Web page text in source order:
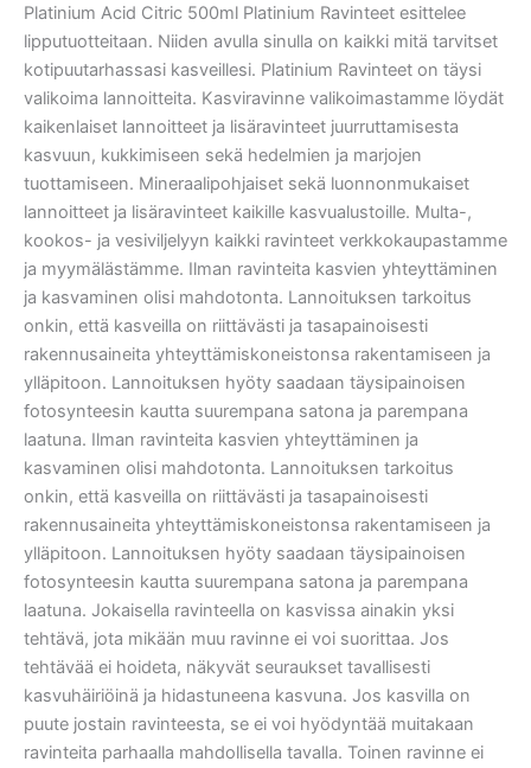
Platinium Acid Citric 500ml Platinium Ravinteet esittelee
lipputuotteitaan. Niiden avulla sinulla on kaikki mitä tarvitset
kotipuutarhassasi kasveillesi. Platinium Ravinteet on täysi
valikoima lannoitteita. Kasviravinne valikoimastamme löydät
kaikenlaiset lannoitteet ja lisäravinteet juurruttamisesta
kasvuun, kukkimiseen sekä hedelmien ja marjojen
tuottamiseen. Mineraalipohjaiset sekä luonnonmukaiset
lannoitteet ja lisäravinteet kaikille kasvualustoille. Multa-,
kookos- ja vesiviljelyyn kaikki ravinteet verkkokaupastamme
ja myymälästämme. Ilman ravinteita kasvien yhteyttäminen
ja kasvaminen olisi mahdotonta. Lannoituksen tarkoitus
onkin, että kasveilla on riittävästi ja tasapainoisesti
rakennusaineita yhteyttämiskoneistonsa rakentamiseen ja
ylläpitoon. Lannoituksen hyöty saadaan täysipainoisen
fotosynteesin kautta suurempana satona ja parempana
laatuna. Ilman ravinteita kasvien yhteyttäminen ja
kasvaminen olisi mahdotonta. Lannoituksen tarkoitus
onkin, että kasveilla on riittävästi ja tasapainoisesti
rakennusaineita yhteyttämiskoneistonsa rakentamiseen ja
ylläpitoon. Lannoituksen hyöty saadaan täysipainoisen
fotosynteesin kautta suurempana satona ja parempana
laatuna. Jokaisella ravinteella on kasvissa ainakin yksi
tehtävä, jota mikään muu ravinne ei voi suorittaa. Jos
tehtävää ei hoideta, näkyvät seuraukset tavallisesti
kasvuhäiriöinä ja hidastuneena kasvuna. Jos kasvilla on
puute jostain ravinteesta, se ei voi hyödyntää muitakaan
ravinteita parhaalla mahdollisella tavalla. Toinen ravinne ei